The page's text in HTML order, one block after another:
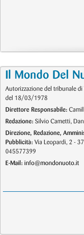
Il Mondo Del
Autorizzazione del tribunale di
del 18/03/1978
Direttore Responsabile:
Redazione: Silvio Cametti,
Direzione, Redazione,
Pubblicità: Via Leopardi, 2 -
045577399
E-Mail: info@mondonuoto.it